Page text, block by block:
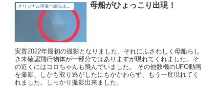
オリジナル画像で綴る未確認飛行物体（UFO) 母船がひょっこり出現！
実質2022年最初の撮影となりました、それにふさわしく母船らし
き未確認飛行物体が一部分ではありますが現れてくれました。そ
の近くにはコロちゃんも飛んでいました。 その他数機のUFO動画
を撮影、しかも取り逃がしたにもかかわらず、もう一度現れてく
れました。しっかり撮影出来ました。